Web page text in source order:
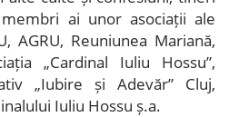
ai unor asociații ale
AGRU, Reuniunea Mariană,
„Cardinal Iuliu Hossu”,
„Iubire și Adevăr” Cluj,
Iuliu Hossu ș.a.